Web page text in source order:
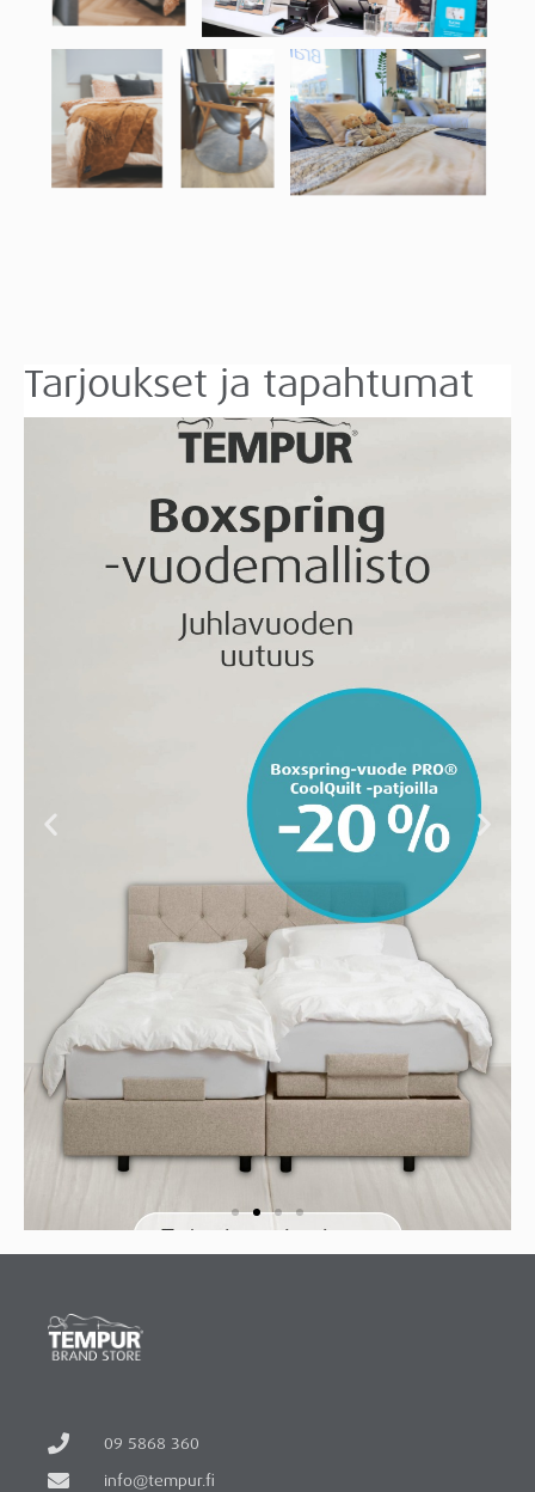
Tarjoukset ja tapahtumat
09 5868 360
info@tempur.fi